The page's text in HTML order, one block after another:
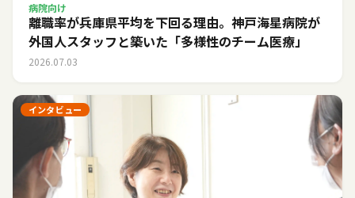
病院向け
離職率が兵庫県平均を下回る理由。神戸海星病院が
外国人スタッフと築いた「多様性のチーム医療」
2026.07.03
インタビュー